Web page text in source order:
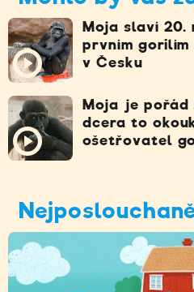
Moja slaví 20.
prvním gorilím
v Česku
Moja je pořád
dcera to
ošetřovatel